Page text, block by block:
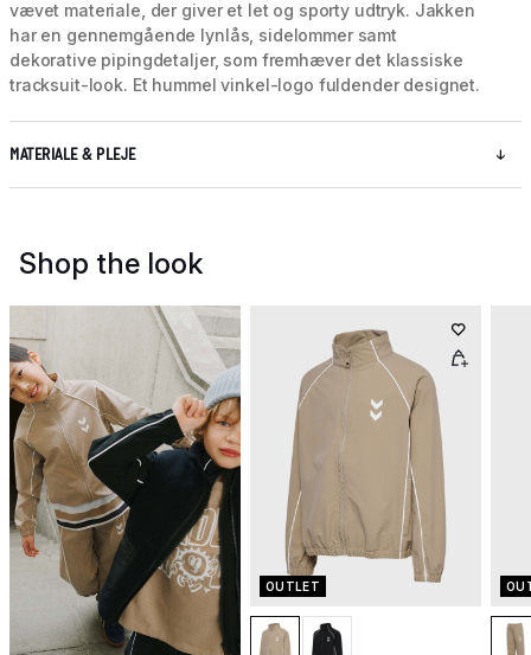
vævet materiale, der giver et let og sporty udtryk. Jakken
har en gennemgående lynlås, sidelommer samt
dekorative pipingdetaljer, som fremhæver det klassiske
tracksuit-look. Et hummel vinkel-logo fuldender designet.
MATERIALE & PLEJE
Shop the look
OUTLET